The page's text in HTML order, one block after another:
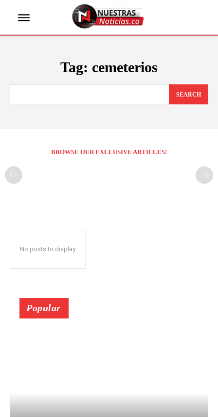
Tag: cemeterios
SEARCH
BROWSE OUR EXCLUSIVE ARTICLES!
No posts to display
Popular